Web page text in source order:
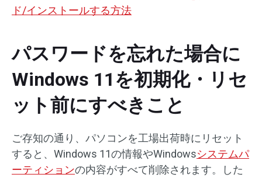
ド/インストールする方法
パスワードを忘れた場合に
Windows 11を初期化・リセ
ット前にすべきこと
ご存知の通り、パソコンを工場出荷時にリセット
すると、Windows 11の情報やWindowsシステムパ
ーティションの内容がすべて削除されます。した